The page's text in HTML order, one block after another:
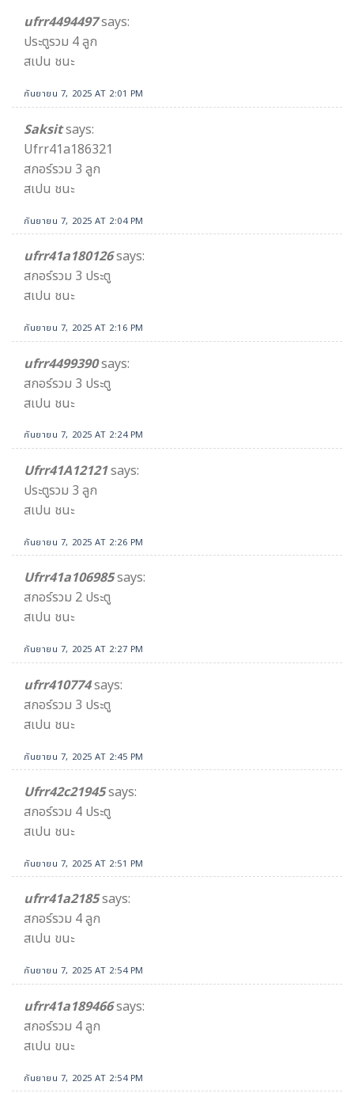
ufrr4494497says:
ประตูรวม 4 ลูก
สเปน ชนะ
กันยายน 7, 2025 AT 2:01 PM
Saksitsays:
Ufrr41a186321
สกอร์รวม 3 ลูก
สเปน ชนะ
กันยายน 7, 2025 AT 2:04 PM
ufrr41a180126says:
สกอร์รวม 3 ประตู
สเปน ชนะ
กันยายน 7, 2025 AT 2:16 PM
ufrr4499390says:
สกอร์รวม 3 ประตู
สเปน ชนะ
กันยายน 7, 2025 AT 2:24 PM
Ufrr41A12121says:
ประตูรวม 3 ลูก
สเปน ชนะ
กันยายน 7, 2025 AT 2:26 PM
Ufrr41a106985says:
สกอร์รวม 2 ประตู
สเปน ชนะ
กันยายน 7, 2025 AT 2:27 PM
ufrr410774says:
สกอร์รวม 3 ประตู
สเปน ชนะ
กันยายน 7, 2025 AT 2:45 PM
Ufrr42c21945says:
สกอร์รวม 4 ประตู
สเปน ชนะ
กันยายน 7, 2025 AT 2:51 PM
ufrr41a2185says:
สกอร์รวม 4 ลูก
สเปน ขนะ
กันยายน 7, 2025 AT 2:54 PM
ufrr41a189466says:
สกอร์รวม 4 ลูก
สเปน ขนะ
กันยายน 7, 2025 AT 2:54 PM